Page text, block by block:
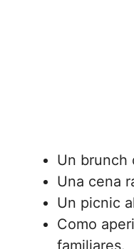
Un brunch
Una cena
Un picnic
Como
familiares.